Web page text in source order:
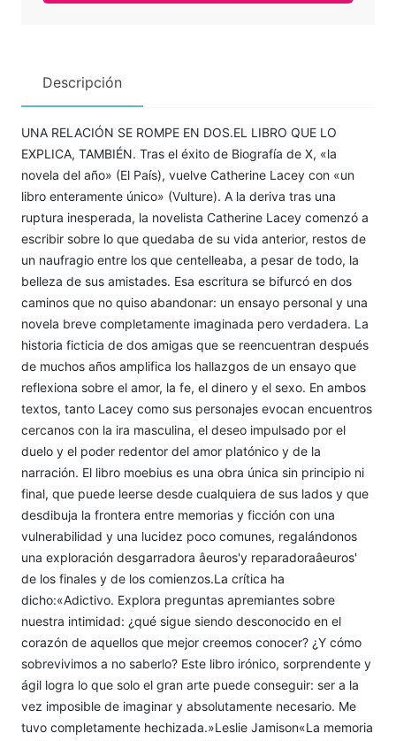
Descripción
UNA RELACIÓN SE ROMPE EN DOS.EL LIBRO QUE LO
EXPLICA, TAMBIÉN. Tras el éxito de Biografía de X, «la
novela del año» (El País), vuelve Catherine Lacey con «un
libro enteramente único» (Vulture). A la deriva tras una
ruptura inesperada, la novelista Catherine Lacey comenzó a
escribir sobre lo que quedaba de su vida anterior, restos de
un naufragio entre los que centelleaba, a pesar de todo, la
belleza de sus amistades. Esa escritura se bifurcó en dos
caminos que no quiso abandonar: un ensayo personal y una
novela breve completamente imaginada pero verdadera. La
historia ficticia de dos amigas que se reencuentran después
de muchos años amplifica los hallazgos de un ensayo que
reflexiona sobre el amor, la fe, el dinero y el sexo. En ambos
textos, tanto Lacey como sus personajes evocan encuentros
cercanos con la ira masculina, el deseo impulsado por el
duelo y el poder redentor del amor platónico y de la
narración. El libro moebius es una obra única sin principio ni
final, que puede leerse desde cualquiera de sus lados y que
desdibuja la frontera entre memorias y ficción con una
vulnerabilidad y una lucidez poco comunes, regalándonos
una exploración desgarradora âeuros'y reparadoraâeuros'
de los finales y de los comienzos.La crítica ha
dicho:«Adictivo. Explora preguntas apremiantes sobre
nuestra intimidad: ¿qué sigue siendo desconocido en el
corazón de aquellos que mejor creemos conocer? ¿Y cómo
sobrevivimos a no saberlo? Este libro irónico, sorprendente y
ágil logra lo que solo el gran arte puede conseguir: ser a la
vez imposible de imaginar y absolutamente necesario. Me
tuvo completamente hechizada.»Leslie Jamison«La memoria